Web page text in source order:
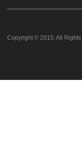
Copyright © 2015. All